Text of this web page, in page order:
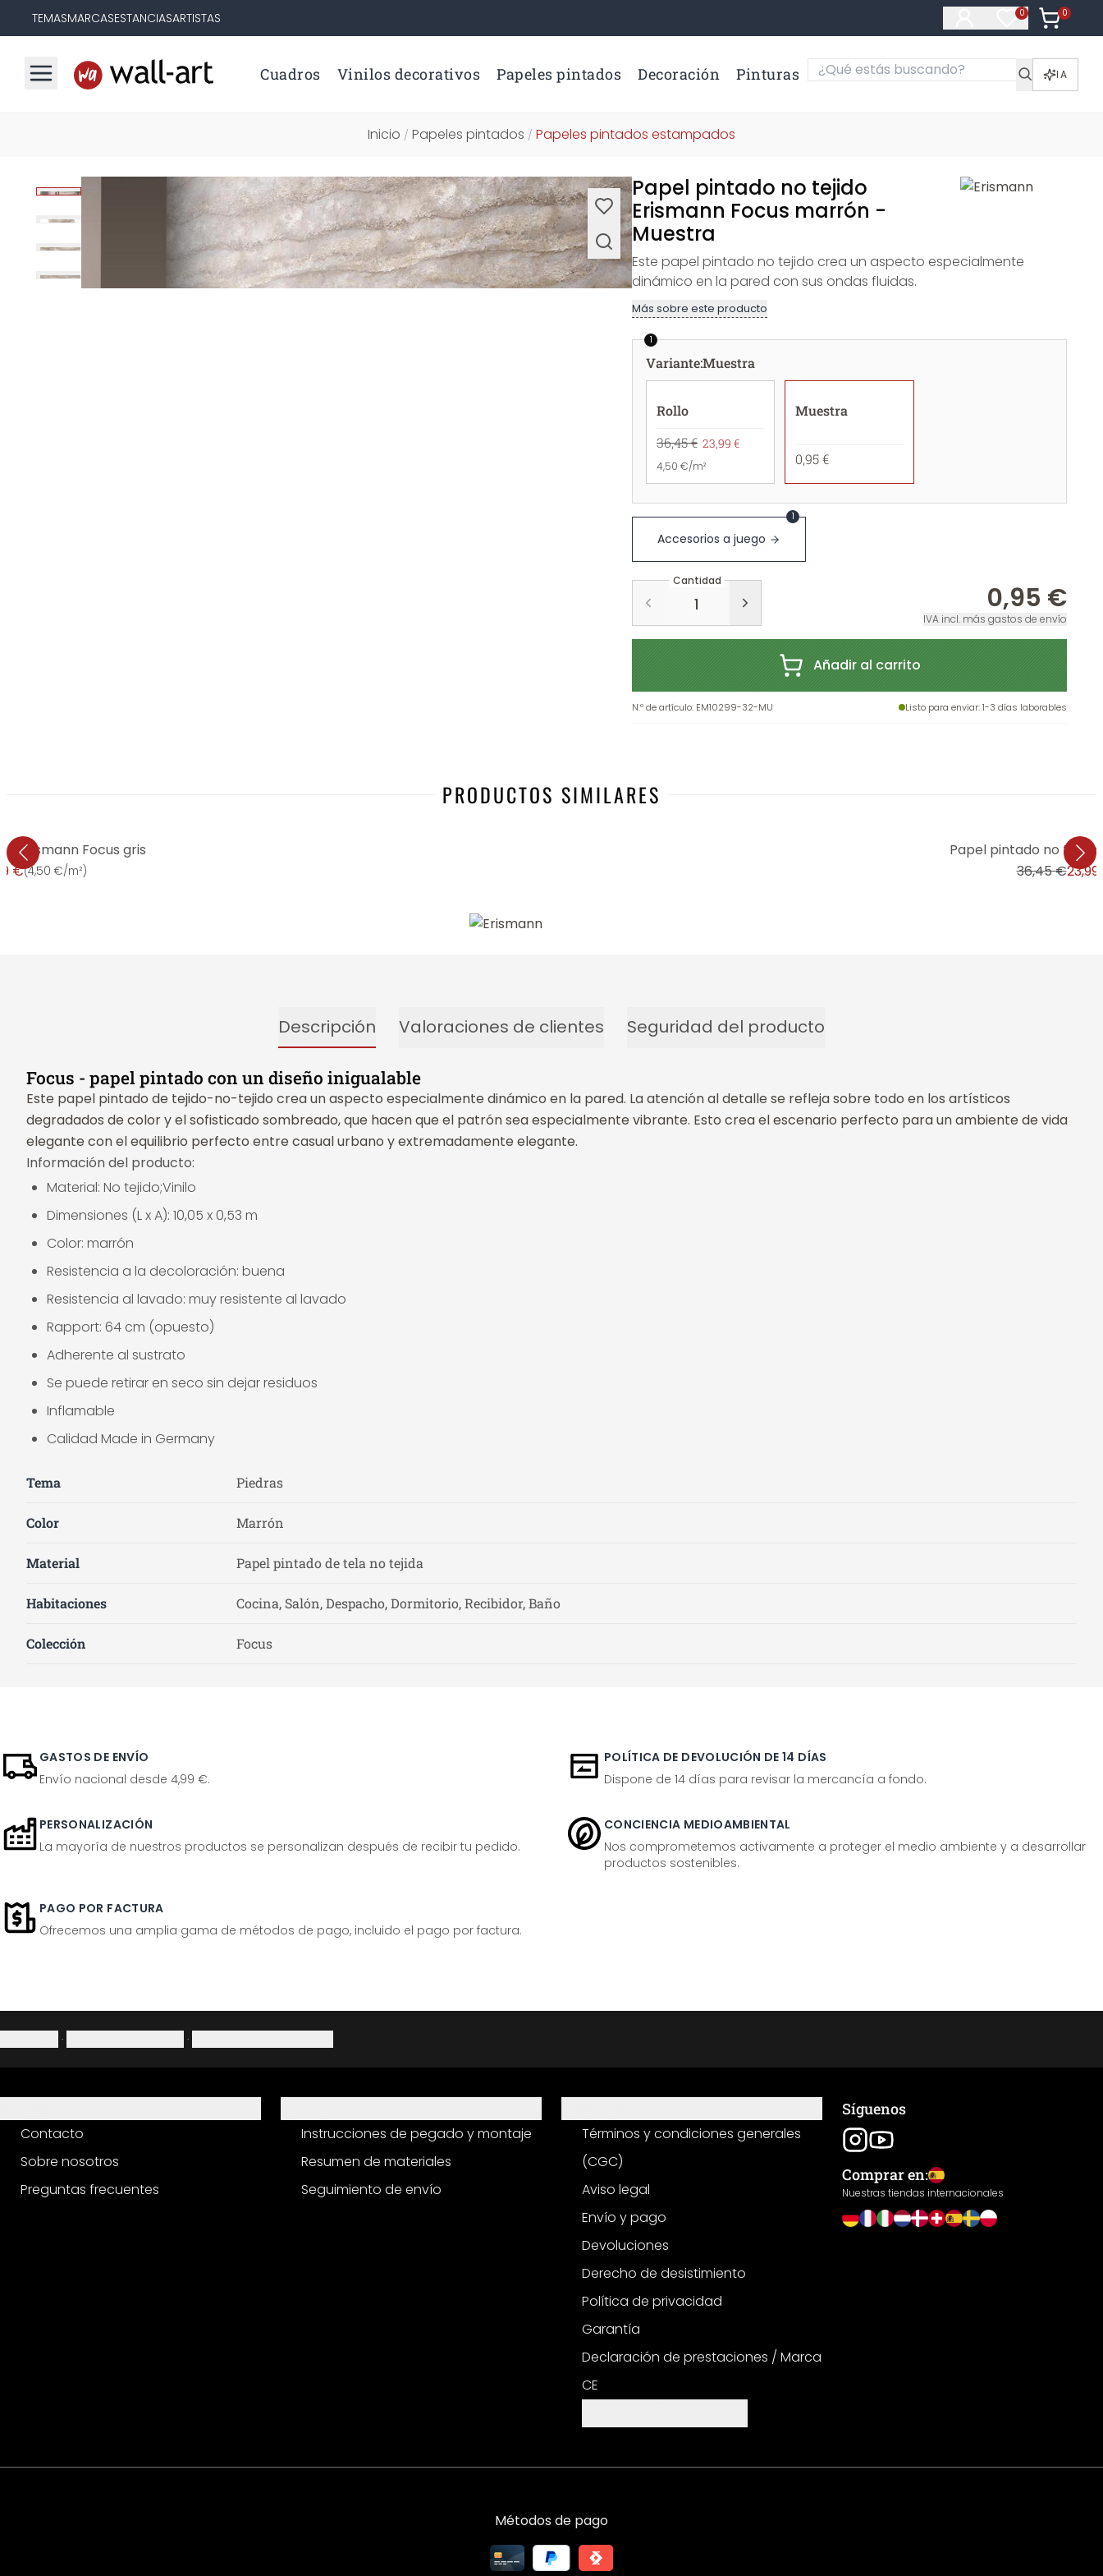
TEMASMARCASESTANCIASARTISTAS 0
Artículos en
0
Artículos
Cuadros Vinilos decorativos Papeles pintados Decoración Pinturas IA
Inicio / Papeles pintados / Papeles pintados estampados
Papel pintado no tejido
Erismann Focus marrón -
Muestra
Este papel pintado no tejido crea un aspecto especialmente
dinámico en la pared con sus ondas fluidas.
Más sobre este producto
1
Variante:Muestra
Rollo
36,45 € 23,99 €
4,50 €/m²
Muestra
0,95 €
Accesorios a juego
1
Cantidad
0,95 €
IVA incl. más gastos de envío
Añadir al carrito
N.º de artículo: EM10299-32-MU Listo para enviar: 1-3 días laborables
PRODUCTOS SIMILARES
Erismann Focus gris
€(4,50 €/m²)
Papel pintado no tejido
36,45 €
Descripción Valoraciones de clientes Seguridad del producto
Focus - papel pintado con un diseño inigualable
Este papel pintado de tejido-no-tejido crea un aspecto especialmente dinámico en la pared. La atención al detalle se refleja sobre todo en los artísticos
degradados de color y el sofisticado sombreado, que hacen que el patrón sea especialmente vibrante. Esto crea el escenario perfecto para un ambiente de vida
elegante con el equilibrio perfecto entre casual urbano y extremadamente elegante.
Información del producto:
Material: No tejido;Vinilo
Dimensiones (L x A): 10,05 x 0,53 m
Color: marrón
Resistencia a la decoloración: buena
Resistencia al lavado: muy resistente al lavado
Rapport: 64 cm (opuesto)
Adherente al sustrato
Se puede retirar en seco sin dejar residuos
Inflamable
Calidad Made in Germany
Tema Piedras
Color Marrón
Material Papel pintado de tela no tejida
Habitaciones Cocina, Salón, Despacho, Dormitorio, Recibidor, Baño
Colección Focus
GASTOS DE ENVÍO
Envío nacional desde 4,99 €.
POLÍTICA DE DEVOLUCIÓN DE 14 DÍAS
Dispone de 14 días para revisar la mercancía a fondo.
PERSONALIZACIÓN
La mayoría de nuestros productos se personalizan después de recibir tu pedido.
CONCIENCIA MEDIOAMBIENTAL
Nos comprometemos activamente a proteger el medio ambiente y a desarrollar
productos sostenibles.
PAGO POR FACTURA
Ofrecemos una amplia gama de métodos de pago, incluido el pago por factura.
· ·
Contacto
Sobre nosotros
Preguntas frecuentes
Instrucciones de pegado y montaje
Resumen de materiales
Seguimiento de envío
Términos y condiciones generales
(CGC)
Aviso legal
Envío y pago
Devoluciones
Derecho de desistimiento
Política de privacidad
Garantía
Declaración de prestaciones / Marca
CE
Síguenos
Comprar en:
Nuestras tiendas internacionales
Métodos de pago